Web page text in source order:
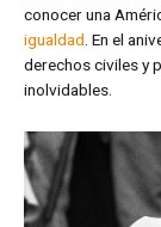
conocer una
igualdad . En el
derechos civiles y
inolvidables.